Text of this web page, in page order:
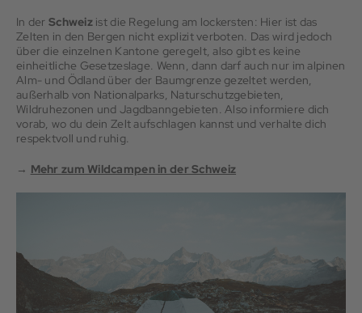
In der Schweizist die Regelung am lockersten: Hier ist das
Zelten in den Bergen nicht explizit verboten. Das wird jedoch
über die einzelnen Kantone geregelt, also gibt es keine
einheitliche Gesetzeslage. Wenn, dann darf auch nur im alpinen
Alm- und Ödland über der Baumgrenze gezeltet werden,
außerhalb von Nationalparks, Naturschutzgebieten,
Wildruhezonen und Jagdbanngebieten. Also informiere dich
vorab, wo du dein Zelt aufschlagen kannst und verhalte dich
respektvoll und ruhig.
→ Mehr zum Wildcampen in der Schweiz